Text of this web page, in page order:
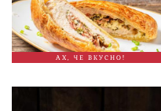
АХ, ЧЕ ВКУСНО!